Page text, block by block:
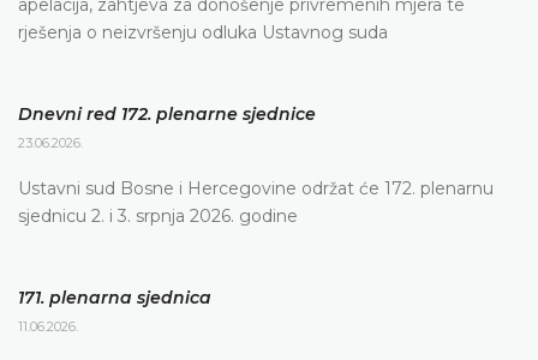
apelacija, zahtjeva za donošenje privremenih mjera te
rješenja o neizvršenju odluka Ustavnog suda
Dnevni red 172. plenarne sjednice
23.06.2026.
Ustavni sud Bosne i Hercegovine održat će 172. plenarnu
sjednicu 2. i 3. srpnja 2026. godine
171. plenarna sjednica
11.06.2026.